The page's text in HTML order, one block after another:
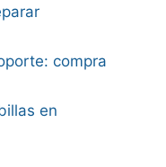
compra
en